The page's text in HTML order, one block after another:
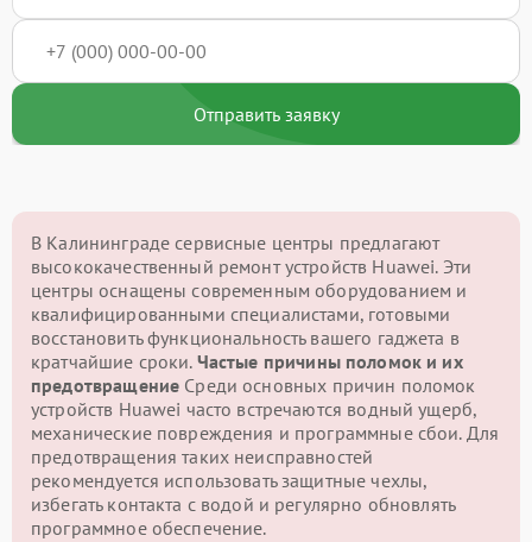
Отправить заявку
В Калининграде сервисные центры предлагают
высококачественный ремонт устройств Huawei. Эти
центры оснащены современным оборудованием и
квалифицированными специалистами, готовыми
восстановить функциональность вашего гаджета в
кратчайшие сроки. Частые причины поломок и их
предотвращение Среди основных причин поломок
устройств Huawei часто встречаются водный ущерб,
механические повреждения и программные сбои. Для
предотвращения таких неисправностей
рекомендуется использовать защитные чехлы,
избегать контакта с водой и регулярно обновлять
программное обеспечение.